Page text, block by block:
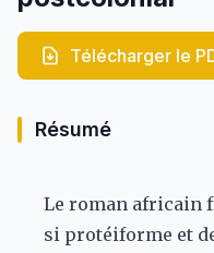
Télécharger le
Résumé
Le roman africain
si protéiforme et